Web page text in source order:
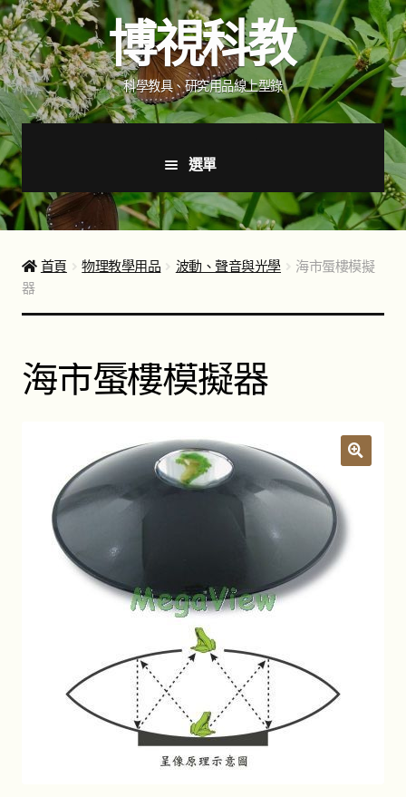
跳
至
導
覽
列
跳
至
主
要
內
容
博視科教
科學教具、研究用品線上型錄
選單
首頁
新品上市
聯絡我們
昆蟲產品Q&A
YouTube頻道
活動錦集
首頁 物理教學用品 波動、聲音與光學
海市蜃樓模擬
器
海市蜃樓模擬器